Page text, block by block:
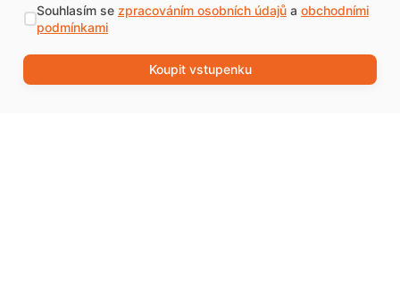
Souhlasím se zpracováním osobních údajůa obchodními
podmínkami
Koupit vstupenku